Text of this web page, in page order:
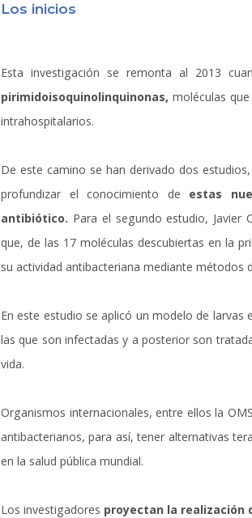
Los inicios
Esta investigación se remonta al 2013
pirimidoisoquinolinquinonas, moléculas
intrahospitalarios.
De este camino se han derivado dos
profundizar el conocimiento de estas
antibiótico. Para el segundo estudio, Javier
que, de las 17 moléculas descubiertas en la
su actividad antibacteriana mediante métodos
En este estudio se aplicó un modelo de
las que son infectadas y a posterior son
vida.
Organismos internacionales, entre ellos la
antibacterianos, para así, tener alternativas
en la salud pública mundial.
Los investigadores proyectan la realización